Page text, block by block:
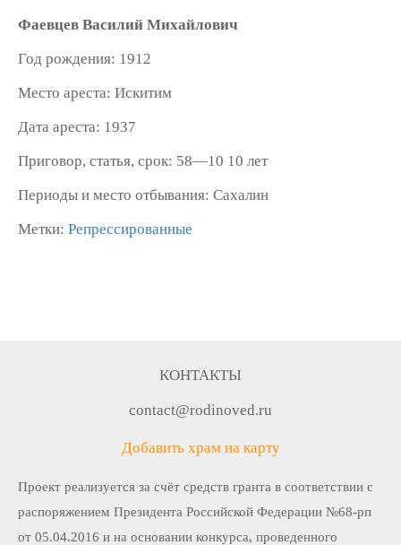
Фаевцев Василий Михайлович
Год рождения: 1912
Место ареста: Искитим
Дата ареста: 1937
Приговор, статья, срок: 58—10 10 лет
Периоды и место отбывания: Сахалин
Метки: Репрессированные
КОНТАКТЫ
contact@rodinoved.ru
Добавить храм на карту
Проект реализуется за счёт средств гранта в соответствии c
распоряжением Президента Российской Федерации №68-рп
от 05.04.2016 и на основании конкурса, проведенного